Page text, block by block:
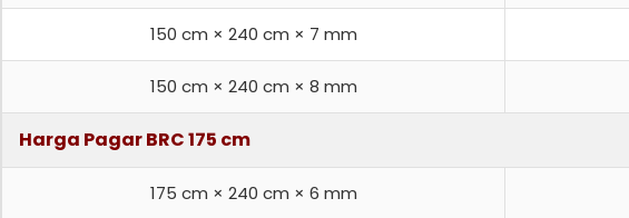
150 cm × 240 cm × 7 mm
150 cm × 240 cm × 8 mm
Harga Pagar BRC 175 cm
175 cm × 240 cm × 6 mm